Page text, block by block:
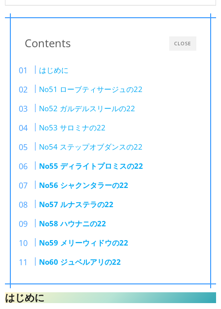
CLOSE
Contents
はじめに
No51 ローブティサージュの22
No52 ガルデルスリールの22
No53 サロミナの22
No54 ステップオブダンスの22
No55 ディライトプロミスの22
No56 シャクンタラーの22
No57 ルナステラの22
No58 ハウナニの22
No59 メリーウィドウの22
No60 ジュベルアリの22
はじめに